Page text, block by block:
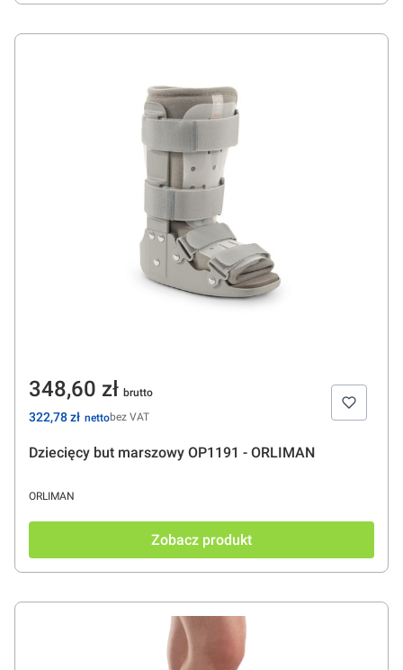
Dziecięcy but marszowy OP1191 - ORLIMAN
PRODUCENT
ORLIMAN
Cena
348,60 zł
Cena
322,78 zł bez VAT
Zobacz produkt